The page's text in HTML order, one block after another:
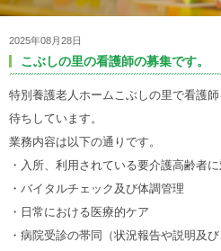
2025年08月28日
こぶしの里の看護師の募集です。
特別養護老人ホームこぶしの里で看護
待ちしています。
業務内容は以下の通りです。
・入所、利用されている要介護高齢者
・バイタルチェック及び体調管理
・日常における医療的ケア
・病院受診の帯同（状況報告や説明及